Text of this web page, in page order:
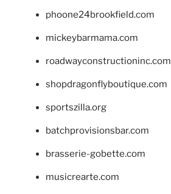
phoone24brookfield.com
mickeybarmama.com
roadwayconstructioninc.com
shopdragonflyboutique.com
sportszilla.org
batchprovisionsbar.com
brasserie-gobette.com
musicrearte.com